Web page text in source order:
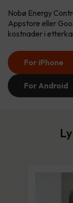
Nobø Energy
Appstore eller
kostnader i
For iPhone
For Android